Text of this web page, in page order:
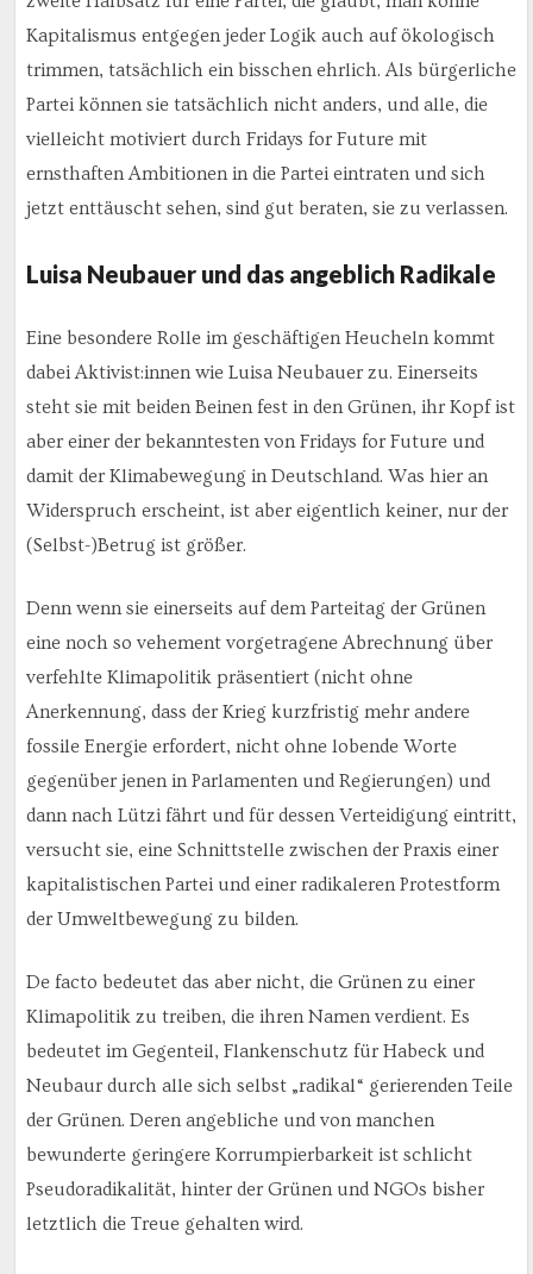
Kapitalismus entgegen jeder Logik auch auf ökologisch
trimmen, tatsächlich ein bisschen ehrlich. Als bürgerliche
Partei können sie tatsächlich nicht anders, und alle, die
vielleicht motiviert durch Fridays for Future mit
ernsthaften Ambitionen in die Partei eintraten und sich
jetzt enttäuscht sehen, sind gut beraten, sie zu verlassen.
Luisa Neubauer und das angeblich Radikale
Eine besondere Rolle im geschäftigen Heucheln kommt
dabei Aktivist:innen wie Luisa Neubauer zu. Einerseits
steht sie mit beiden Beinen fest in den Grünen, ihr Kopf ist
aber einer der bekanntesten von Fridays for Future und
damit der Klimabewegung in Deutschland. Was hier an
Widerspruch erscheint, ist aber eigentlich keiner, nur der
(Selbst-)Betrug ist größer.
Denn wenn sie einerseits auf dem Parteitag der Grünen
eine noch so vehement vorgetragene Abrechnung über
verfehlte Klimapolitik präsentiert (nicht ohne
Anerkennung, dass der Krieg kurzfristig mehr andere
fossile Energie erfordert, nicht ohne lobende Worte
gegenüber jenen in Parlamenten und Regierungen) und
dann nach Lützi fährt und für dessen Verteidigung eintritt,
versucht sie, eine Schnittstelle zwischen der Praxis einer
kapitalistischen Partei und einer radikaleren Protestform
der Umweltbewegung zu bilden.
De facto bedeutet das aber nicht, die Grünen zu einer
Klimapolitik zu treiben, die ihren Namen verdient. Es
bedeutet im Gegenteil, Flankenschutz für Habeck und
Neubaur durch alle sich selbst „radikal“ gerierenden Teile
der Grünen. Deren angebliche und von manchen
bewunderte geringere Korrumpierbarkeit ist schlicht
Pseudoradikalität, hinter der Grünen und NGOs bisher
letztlich die Treue gehalten wird.